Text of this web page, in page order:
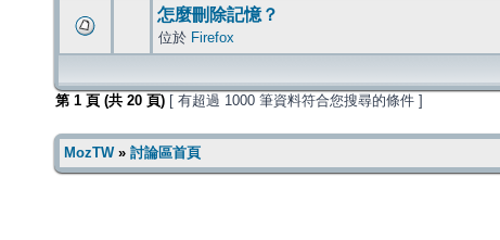
怎麼刪除記憶？
位於 Firefox
第 1 頁 (共 20 頁) [ 有超過 1000 筆資料符合您搜尋的條件 ]
MozTW» 討論區首頁